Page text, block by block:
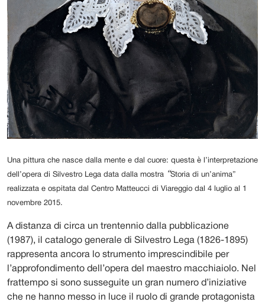
Una pittura che nasce dalla mente e dal cuore: questa è l’interpretazione
dell’opera di Silvestro Lega data dalla mostra “Storia di un’anima”
realizzata e ospitata dal Centro Matteucci di Viareggio dal 4 luglio al 1
novembre 2015.
A distanza di circa un trentennio dalla pubblicazione
(1987), il catalogo generale di Silvestro Lega (1826-1895)
rappresenta ancora lo strumento imprescindibile per
l’approfondimento dell’opera del maestro macchiaiolo. Nel
frattempo si sono susseguite un gran numero d’iniziative
che ne hanno messo in luce il ruolo di grande protagonista